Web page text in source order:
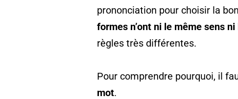
prononciation pour choisir la
formes n’ont ni le même sens
règles très différentes.
Pour comprendre pourquoi, il
mot.